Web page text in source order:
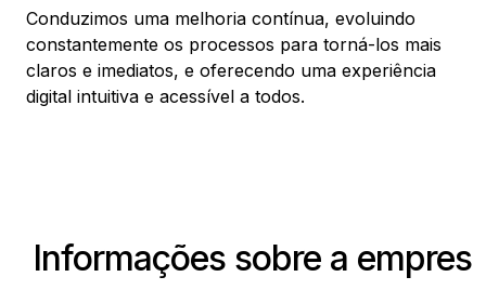
Conduzimos uma melhoria contínua, evoluindo
constantemente os processos para torná-los mais
claros e imediatos, e oferecendo uma experiência
digital intuitiva e acessível a todos.
Informações sobre a empres